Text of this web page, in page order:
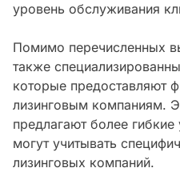
уровень обслуживания
Помимо перечисленных
также
которые предоставляют
лизинговым компаниям.
предлагают более
могут учитывать
лизинговых компаний.